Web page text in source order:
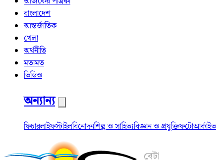
বাংলাদেশ
আন্তর্জাতিক
খেলা
অর্থনীতি
মতামত
ভিডিও
অন্যান্য
ফিচারলাইফস্টাইলবিনোদনশিল্প ও সাহিত্যবিজ্ঞান ও প্রযুক্তিফটোআর্কাইভ